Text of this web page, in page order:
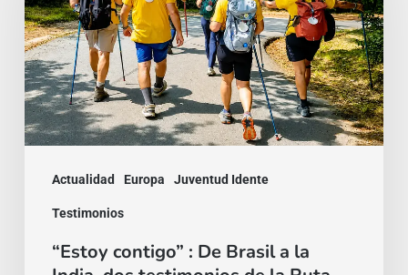
Actualidad Europa Juventud Idente
Testimonios
De
Brasil
a
la
India,
“Estoy contigo” : De Brasil a la